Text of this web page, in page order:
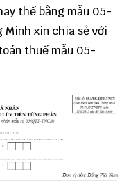
thế bằng mẫu 05-
Minh xin chia sẻ với
thuế mẫu 05-